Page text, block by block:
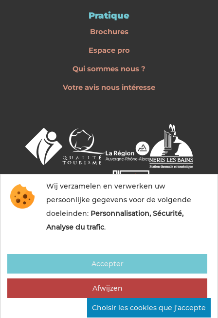
Pratique
Brochures
Espace pro
Qui sommes nous ?
Votre avis nous intéresse
© 2026 Commentry, Montmarault, Néris-les-bains
tourisme — Alle rechten voorbehouden
Wij verzamelen en verwerken uw
persoonlijke gegevens voor de volgende
doeleinden: Personnalisation, Sécurité,
Analyse du trafic.
Accepter
Afwijzen
Choisir les cookies que j'accepte